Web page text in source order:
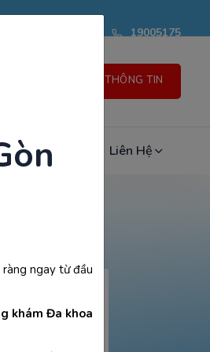
19005175
GỬI THÔNG TIN
& Chia Sẻ Liên Hệ
ngay từ đầu
khám Đa khoa